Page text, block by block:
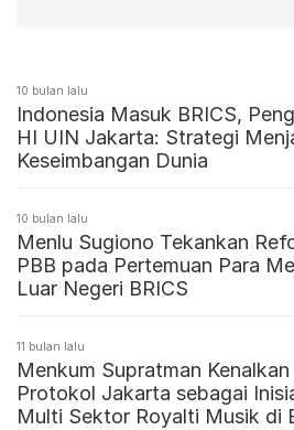
10 bulan lalu
Indonesia Masuk BRICS,
HI UIN Jakarta: Strategi
Keseimbangan Dunia
10 bulan lalu
Menlu Sugiono Tekankan
PBB pada Pertemuan Para
Luar Negeri BRICS
11 bulan lalu
Menkum Supratman Kenalkan
Protokol Jakarta sebagai
Multi Sektor Royalti Musik di